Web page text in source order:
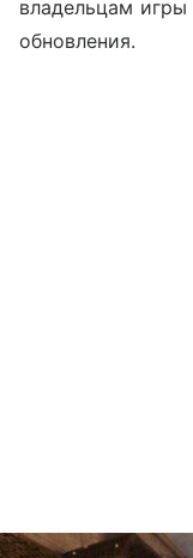
владельцам игры
обновления.